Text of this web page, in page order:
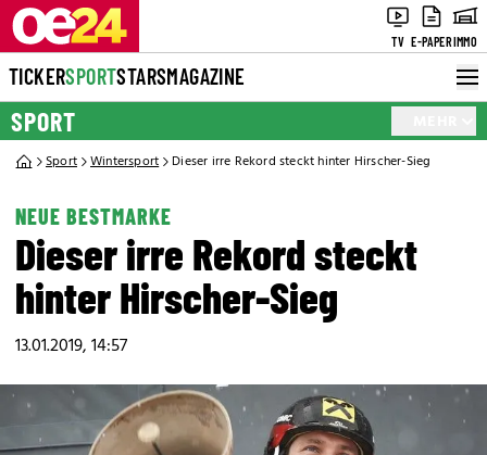
TV E-PAPERIMMO
TICKERSPORTSTARSMAGAZINE
SPORT
Sport Wintersport Dieser irre Rekord steckt hinter Hirscher-Sieg
NEUE BESTMARKE
Dieser irre Rekord steckt
hinter Hirscher-Sieg
13.01.2019, 14:57